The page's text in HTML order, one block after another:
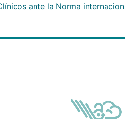
ante la Norma